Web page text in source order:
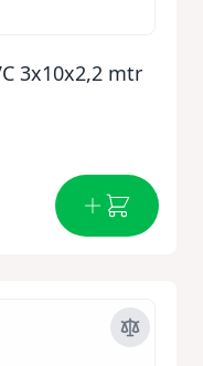
3x10x2,2 mtr